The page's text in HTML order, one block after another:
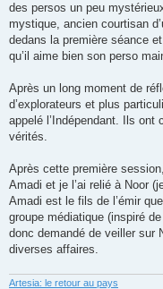
des persos un peu
mystique, ancien courtisan
dedans la première séance
qu’il aime bien son perso
Après un long moment de
d’explorateurs et plus
appelé l’Indépendant. Ils ont
vérités.
Après cette première
Amadi et je l’ai relié à Noor
Amadi est le fils de l’émir
groupe médiatique (inspiré
donc demandé de veiller sur
diverses affaires.
Artesia: le retour au pays